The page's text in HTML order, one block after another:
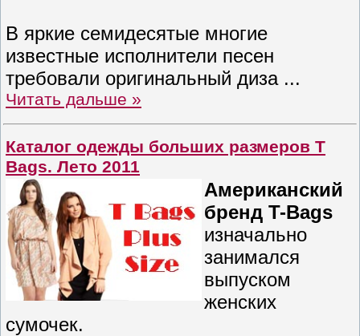
В яркие семидесятые многие
известные исполнители песен
требовали оригинальный диза ...
Читать дальше »
Каталог одежды больших размеров T
Bags. Лето 2011
Американский
бренд T-Bags
изначально
занимался
выпуском
женских
сумочек.